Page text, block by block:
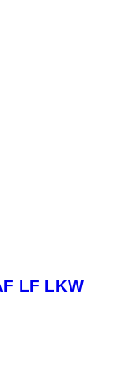
LF LKW